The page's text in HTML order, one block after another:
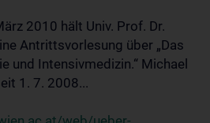
2010 hält Univ. Prof. Dr.
Antrittsvorlesung über „Das
und Intensivmedizin.“ Michael
1. 7. 2008...